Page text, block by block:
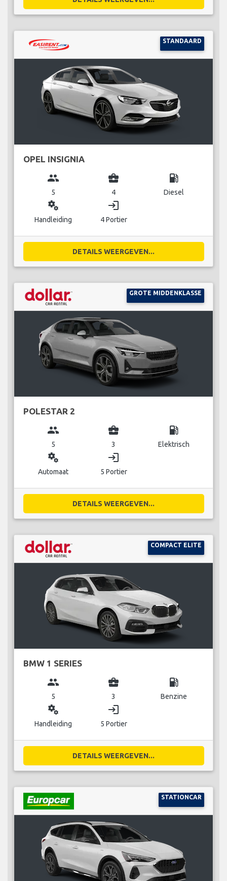
STANDAARD
OPEL INSIGNIA
group
5
business_center
4
local_gas_station
Diesel
miscellaneous_services
Handleiding
login
4 Portier
DETAILS WEERGEVEN...
GROTE MIDDENKLASSE
POLESTAR 2
group
5
business_center
3
local_gas_station
Elektrisch
miscellaneous_services
Automaat
login
5 Portier
DETAILS WEERGEVEN...
COMPACT ELITE
BMW 1 SERIES
group
5
business_center
3
local_gas_station
Benzine
miscellaneous_services
Handleiding
login
5 Portier
DETAILS WEERGEVEN...
STATIONCAR